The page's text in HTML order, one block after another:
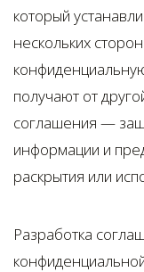
который
нескольких
получают от
соглашения —
информации и
раскрытия или
Разработка